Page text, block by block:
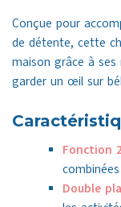
Conçue pour
de détente, cette
maison grâce à
garder un œil sur
Fonction
Double